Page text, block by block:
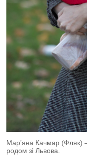
Мар’яна Качмар (Фляк) –
родом зі Львова.